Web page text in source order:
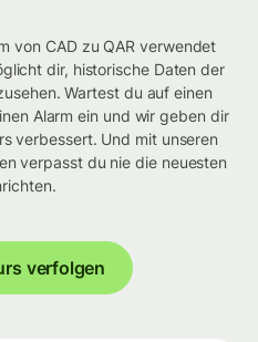
von CAD zu QAR verwendet
dir, historische Daten der
Wartest du auf einen
Alarm ein und wir geben dir
verbessert. Und mit unseren
verpasst du nie die neuesten
verfolgen